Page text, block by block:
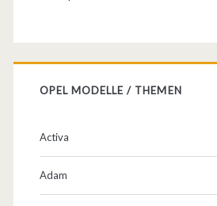
n
a
l
OPEL MODELLE / THEMEN
Activa
Adam